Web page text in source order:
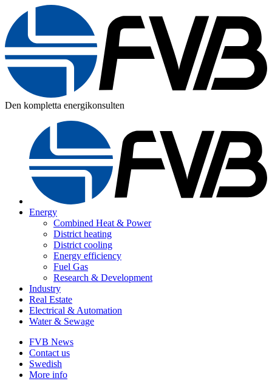
Den kompletta energikonsulten
Energy
Combined Heat & Power
District heating
District cooling
Energy efficiency
Fuel Gas
Research & Development
Industry
Real Estate
Electrical & Automation
Water & Sewage
FVB News
Contact us
Swedish
More info